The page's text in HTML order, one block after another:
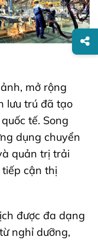
mở rộng
lưu trú đã tạo
tế. Song
dụng chuyển
quản trị trải
cận thị
được đa dạng
nghỉ dưỡng,